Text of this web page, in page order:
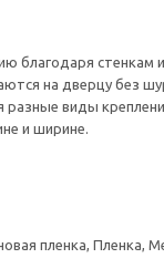
благодаря
на дверцу без
разные виды
и ширине.
пленка, Пленка,